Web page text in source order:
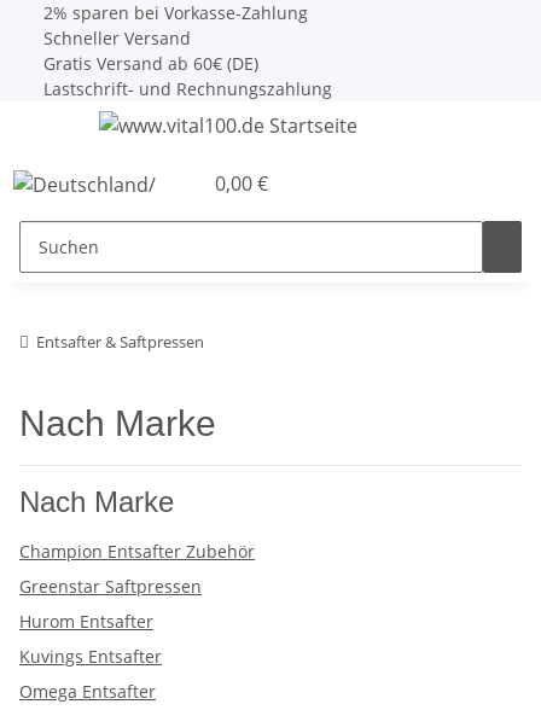
2% sparen bei Vorkasse-Zahlung
Schneller Versand
Gratis Versand ab 60€ (DE)
Lastschrift- und Rechnungszahlung
0,00 €
Entsafter & Saftpressen
Nach Marke
Nach Marke
Champion Entsafter Zubehör
Greenstar Saftpressen
Hurom Entsafter
Kuvings Entsafter
Omega Entsafter